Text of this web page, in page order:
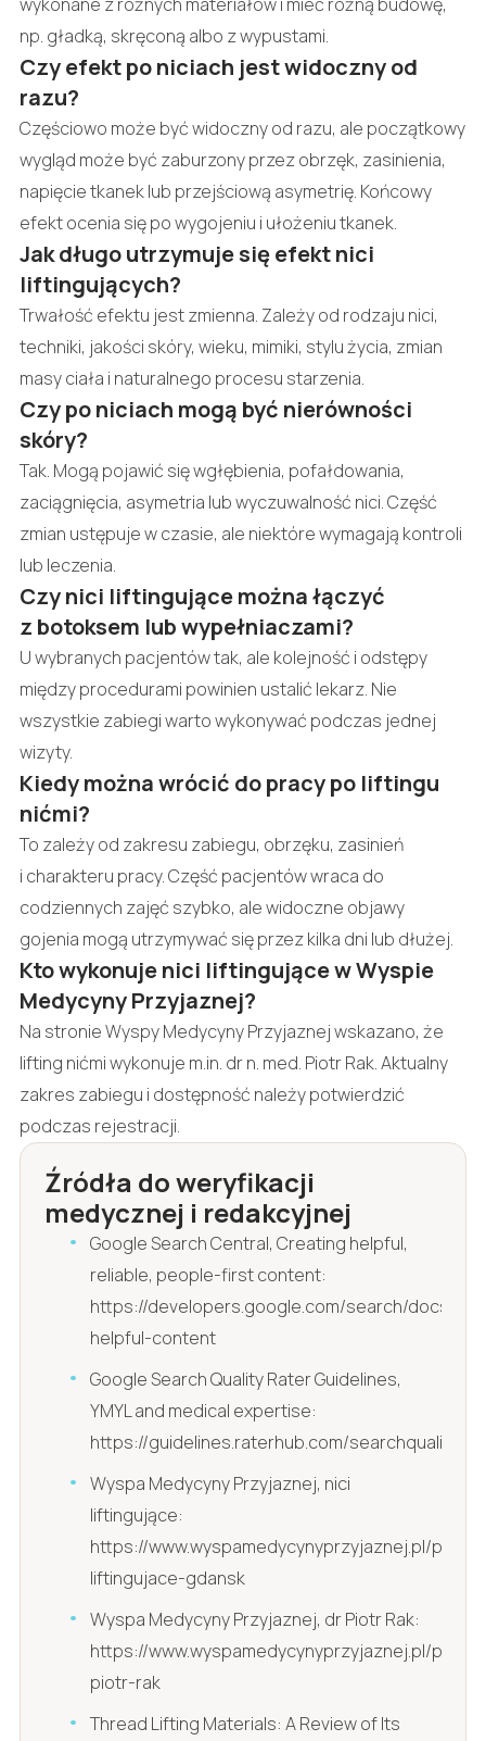
np. gładką, skręconą albo z wypustami.
Czy efekt po niciach jest widoczny od
razu?
Częściowo może być widoczny od razu, ale początkowy
wygląd może być zaburzony przez obrzęk, zasinienia,
napięcie tkanek lub przejściową asymetrię. Końcowy
efekt ocenia się po wygojeniu i ułożeniu tkanek.
Jak długo utrzymuje się efekt nici
liftingujących?
Trwałość efektu jest zmienna. Zależy od rodzaju nici,
techniki, jakości skóry, wieku, mimiki, stylu życia, zmian
masy ciała i naturalnego procesu starzenia.
Czy po niciach mogą być nierówności
skóry?
Tak. Mogą pojawić się wgłębienia, pofałdowania,
zaciągnięcia, asymetria lub wyczuwalność nici. Część
zmian ustępuje w czasie, ale niektóre wymagają kontroli
lub leczenia.
Czy nici liftingujące można łączyć
z botoksem lub wypełniaczami?
U wybranych pacjentów tak, ale kolejność i odstępy
między procedurami powinien ustalić lekarz. Nie
wszystkie zabiegi warto wykonywać podczas jednej
wizyty.
Kiedy można wrócić do pracy po liftingu
nićmi?
To zależy od zakresu zabiegu, obrzęku, zasinień
i charakteru pracy. Część pacjentów wraca do
codziennych zajęć szybko, ale widoczne objawy
gojenia mogą utrzymywać się przez kilka dni lub dłużej.
Kto wykonuje nici liftingujące w Wyspie
Medycyny Przyjaznej?
Na stronie Wyspy Medycyny Przyjaznej wskazano, że
lifting nićmi wykonuje m.in. dr n. med. Piotr Rak. Aktualny
zakres zabiegu i dostępność należy potwierdzić
podczas rejestracji.
Źródła do weryfikacji
medycznej i redakcyjnej
Google Search Central, Creating helpful,
reliable, people-first content:
https://developers.google.com/search/docs/
helpful-content
Google Search Quality Rater Guidelines,
YMYL and medical expertise:
https://guidelines.raterhub.com/
Wyspa Medycyny Przyjaznej, nici
liftingujące:
https://www.wyspamedycynyprzyjaznej.pl/pl/nici-
liftingujace-gdansk
Wyspa Medycyny Przyjaznej, dr Piotr Rak:
https://www.wyspamedycynyprzyjaznej.pl/pl/dr-
piotr-rak
Thread Lifting Materials: A Review of Its